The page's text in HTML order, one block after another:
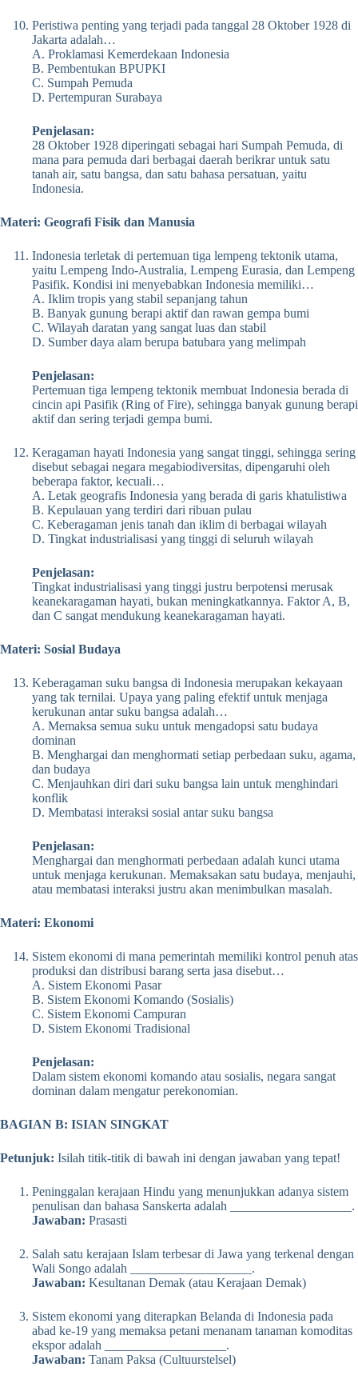
Peristiwa penting yang terjadi pada tanggal 28 Oktober 1928 di
Jakarta adalah…
A. Proklamasi Kemerdekaan Indonesia
B. Pembentukan BPUPKI
C. Sumpah Pemuda
D. Pertempuran Surabaya
Penjelasan:
28 Oktober 1928 diperingati sebagai hari Sumpah Pemuda, di
mana para pemuda dari berbagai daerah berikrar untuk satu
tanah air, satu bangsa, dan satu bahasa persatuan, yaitu
Indonesia.
Materi: Geografi Fisik dan Manusia
Indonesia terletak di pertemuan tiga lempeng tektonik utama,
yaitu Lempeng Indo-Australia, Lempeng Eurasia, dan Lempeng
Pasifik. Kondisi ini menyebabkan Indonesia memiliki…
A. Iklim tropis yang stabil sepanjang tahun
B. Banyak gunung berapi aktif dan rawan gempa bumi
C. Wilayah daratan yang sangat luas dan stabil
D. Sumber daya alam berupa batubara yang melimpah
Penjelasan:
Pertemuan tiga lempeng tektonik membuat Indonesia berada di
cincin api Pasifik (Ring of Fire), sehingga banyak gunung berapi
aktif dan sering terjadi gempa bumi.
Keragaman hayati Indonesia yang sangat tinggi, sehingga sering
disebut sebagai negara megabiodiversitas, dipengaruhi oleh
beberapa faktor, kecuali…
A. Letak geografis Indonesia yang berada di garis khatulistiwa
B. Kepulauan yang terdiri dari ribuan pulau
C. Keberagaman jenis tanah dan iklim di berbagai wilayah
D. Tingkat industrialisasi yang tinggi di seluruh wilayah
Penjelasan:
Tingkat industrialisasi yang tinggi justru berpotensi merusak
keanekaragaman hayati, bukan meningkatkannya. Faktor A, B,
dan C sangat mendukung keanekaragaman hayati.
Materi: Sosial Budaya
Keberagaman suku bangsa di Indonesia merupakan kekayaan
yang tak ternilai. Upaya yang paling efektif untuk menjaga
kerukunan antar suku bangsa adalah…
A. Memaksa semua suku untuk mengadopsi satu budaya
dominan
B. Menghargai dan menghormati setiap perbedaan suku, agama,
dan budaya
C. Menjauhkan diri dari suku bangsa lain untuk menghindari
konflik
D. Membatasi interaksi sosial antar suku bangsa
Penjelasan:
Menghargai dan menghormati perbedaan adalah kunci utama
untuk menjaga kerukunan. Memaksakan satu budaya, menjauhi,
atau membatasi interaksi justru akan menimbulkan masalah.
Materi: Ekonomi
Sistem ekonomi di mana pemerintah memiliki kontrol penuh atas
produksi dan distribusi barang serta jasa disebut…
A. Sistem Ekonomi Pasar
B. Sistem Ekonomi Komando (Sosialis)
C. Sistem Ekonomi Campuran
D. Sistem Ekonomi Tradisional
Penjelasan:
Dalam sistem ekonomi komando atau sosialis, negara sangat
dominan dalam mengatur perekonomian.
BAGIAN B: ISIAN SINGKAT
Petunjuk: Isilah titik-titik di bawah ini dengan jawaban yang tepat!
Peninggalan kerajaan Hindu yang menunjukkan adanya sistem
penulisan dan bahasa Sanskerta adalah ___________________.
Jawaban: Prasasti
Salah satu kerajaan Islam terbesar di Jawa yang terkenal dengan
Wali Songo adalah ___________________.
Jawaban: Kesultanan Demak (atau Kerajaan Demak)
Sistem ekonomi yang diterapkan Belanda di Indonesia pada
abad ke-19 yang memaksa petani menanam tanaman komoditas
ekspor adalah ___________________.
Jawaban: Tanam Paksa (Cultuurstelsel)